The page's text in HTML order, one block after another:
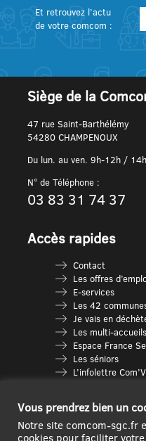
Et retrouvez l’actu
de votre comcom :
Siège de la
47 rue Saint-Barthélémy
54280 CHAMPENOUX
Du lun. au ven. 9h-12h /
N° de Téléphone :
03 83 31 74 37
Accès rapides
Contact
Les offres
E-services
Les 42
Je vais en
Les multi-accueils
Espace France
Les séniors
L’infolettre
Vous prendrez bien un
Notre site comcom-sgc.fr
cookies pour faciliter